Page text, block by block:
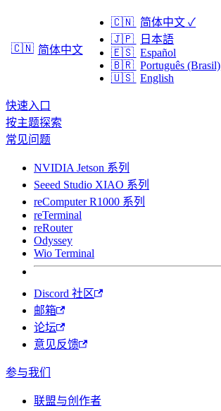
🇨🇳 简体中文
🇨🇳 简体中文 ✓
🇯🇵
日本語
🇪🇸 Español
🇧🇷 Português (Brasil)
🇺🇸 English
快速入口
按主题探索
常见问题
NVIDIA Jetson 系列
Seeed Studio XIAO 系列
reComputer R1000 系列
reTerminal
reRouter
Odyssey
Wio Terminal
Discord 社区
邮箱
论坛
意见反馈
参与我们
联盟与创作者